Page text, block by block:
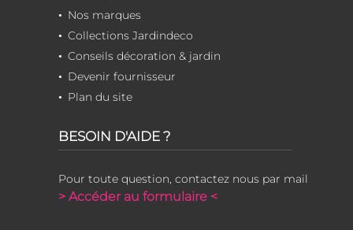
Nos marques
Collections Jardindeco
Conseils décoration & jardin
Devenir fournisseur
Plan du site
BESOIN D'AIDE ?
Pour toute question, contactez nous par mail
> Accéder au formulaire <